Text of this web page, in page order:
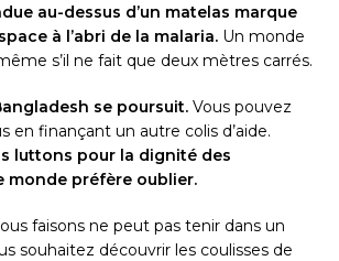
au-dessus d’un matelas marque
à l’abri de la malaria. Un monde
s’il ne fait que deux mètres carrés.
se poursuit. Vous pouvez
en finançant un autre colis d’aide.
luttons pour la dignité des
monde préfère oublier.
faisons ne peut pas tenir dans un
souhaitez découvrir les coulisses de